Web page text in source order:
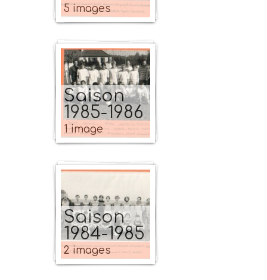
5 images
Saison
1985-1986
1 image
Saison
1984-1985
2 images